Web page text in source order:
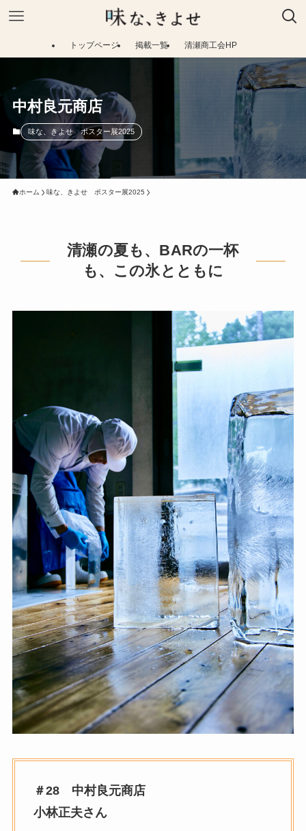
トップページ 掲載一覧 清瀬商工会HP
中村良元商店
味な、きよせ ポスター展2025
ホーム 味な、きよせ ポスター展2025
清瀬の夏も、BARの一杯
も、この氷とともに
＃28 中村良元商店
小林正夫さん